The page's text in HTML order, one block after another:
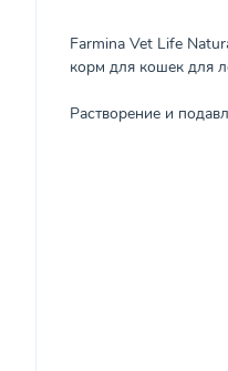
Farmina Vet Life
корм для кошек для
Растворение и